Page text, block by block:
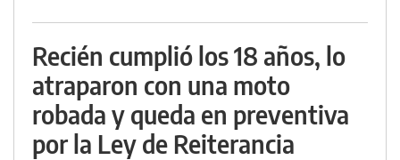
Recién cumplió los 18 años, lo
atraparon con una moto
robada y queda en preventiva
por la Ley de Reiterancia